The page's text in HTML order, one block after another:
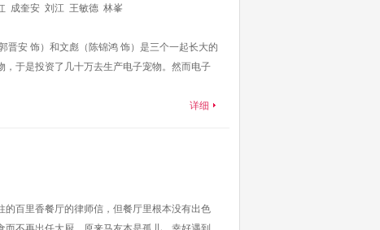
成奎安 刘江 王敏德 林峯
晋安 饰）和文彪（陈锦鸿 饰）是三个一起长大的
于是投资了几十万去生产电子宠物。然而电子
详细
百里香餐厅的律师信，但餐厅里根本没有出色